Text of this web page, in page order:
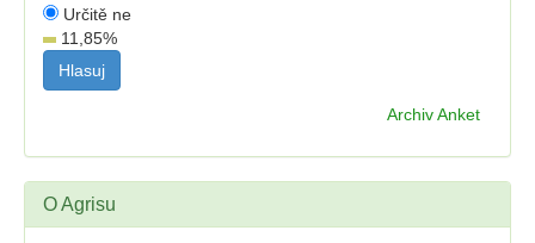
Určitě ne
11,85%
Archiv Anket
O Agrisu